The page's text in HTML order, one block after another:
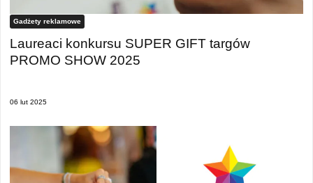
Gadżety reklamowe
Laureaci konkursu SUPER GIFT targów
PROMO SHOW 2025
06 lut 2025